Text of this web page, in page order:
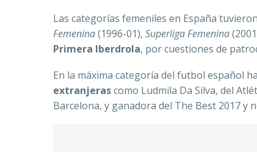
Las categorías femeniles en España
Femenina(1996-01), Superliga Femenina
Primera Iberdrola, por cuestiones de
En la máxima categoría del futbol español
extranjerascomo Ludmila Da Silva, del
Barcelona, y ganadora del The Best 2017 y